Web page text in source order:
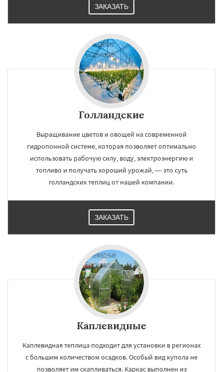
ЗАКАЗАТЬ
Голландские
Выращивание цветов и овощей на современной
гидропонной системе, которая позволяет оптимально
использовать рабочую силу, воду, электроэнергию и
топливо и получать хороший урожай, — это суть
голландских теплиц от нашей компании.
ЗАКАЗАТЬ
Каплевидные
Каплевидная теплица подходит для установки в регионах
с большим количеством осадков. Особый вид купола не
позволяет им скапливаться. Каркас выполнен из